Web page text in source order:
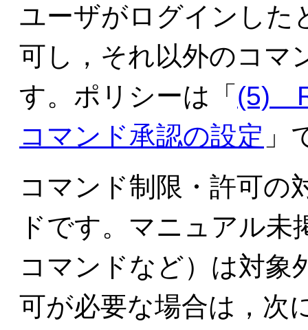
ユーザがログインした
可し，それ以外のコマ
す。ポリシーは「 (5)
コマンド承認の設定 」
コマンド制限・許可の
ドです。マニュアル
コマンドなど）は対象
可が必要な場合は，次